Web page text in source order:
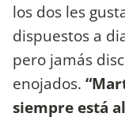
los dos les
dispuestos a
pero jamás
enojados.
siempre está